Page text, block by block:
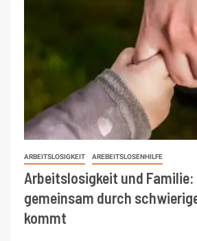
ARBEITSLOSIGKEIT AREBEITSLOSENHILFE
Arbeitslosigkeit und Familie:
gemeinsam durch
kommt